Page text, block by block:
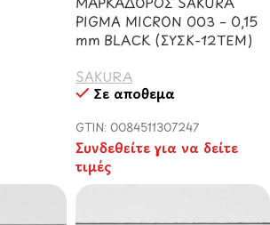
PIGMA MICRON 003 – 0,15
mm BLACK (ΣΥΣΚ-12ΤΕΜ)
SAKURA
Σε απόθεμα
GTIN: 0084511307247
Συνδεθείτε για να δείτε
τιμές